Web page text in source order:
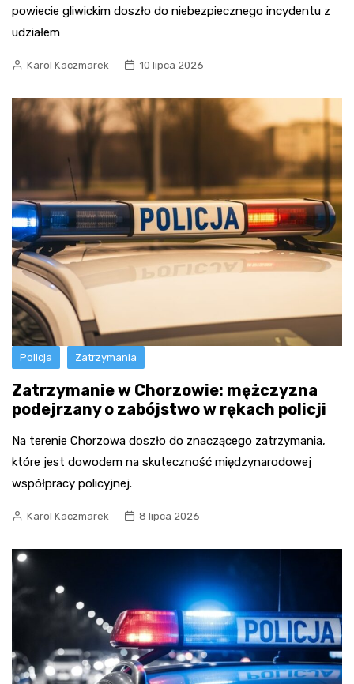
powiecie gliwickim doszło do niebezpiecznego incydentu z
udziałem
Karol Kaczmarek 10 lipca 2026
Policja Zatrzymania
Zatrzymanie w Chorzowie: mężczyzna
podejrzany o zabójstwo w rękach policji
Na terenie Chorzowa doszło do znaczącego zatrzymania,
które jest dowodem na skuteczność międzynarodowej
współpracy policyjnej.
Karol Kaczmarek 8 lipca 2026